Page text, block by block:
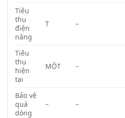
Tiêu
thụ
điện
năng
T –
Tiêu
thụ
hiện
tại
MỘT –
Bảo vệ
quá
dòng
– –